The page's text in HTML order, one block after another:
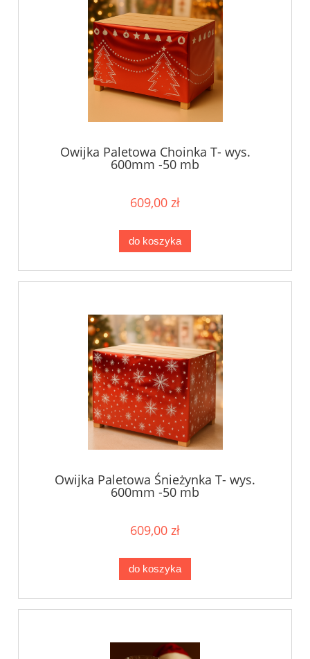
Owijka Paletowa Choinka T- wys.
600mm -50 mb
609,00 zł
do koszyka
Owijka Paletowa Śnieżynka T- wys.
600mm -50 mb
609,00 zł
do koszyka